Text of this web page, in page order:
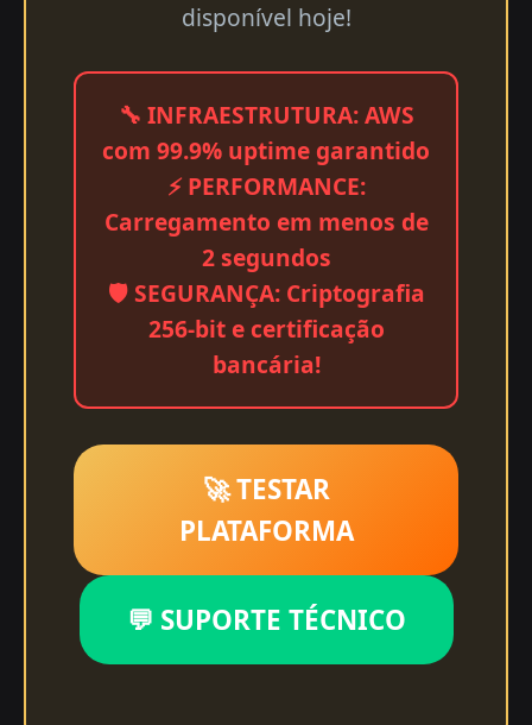
disponível hoje!
🔧 INFRAESTRUTURA: AWS
com 99.9% uptime garantido
⚡ PERFORMANCE:
Carregamento em menos de
2 segundos
🛡️ SEGURANÇA: Criptografia
256-bit e certificação
bancária!
🚀 TESTAR
PLATAFORMA
💬 SUPORTE TÉCNICO